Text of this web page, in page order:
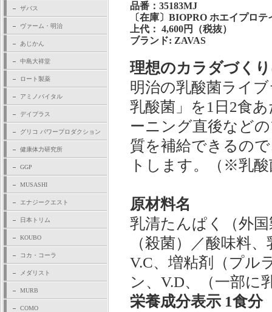
ザバス
ヴァーム・明治
あじかん
中島大祥堂
ロート製薬
アミノバイタル
デイプラス
グリコ パワープロダクション
健康体力研究所
GGP
MUSASHI
エナジークエスト
日本トリム
KOUBO
コカ・コーラ
メダリスト
MURB
COMO
品番：35183MJ
〔在庫〕BIOPRO ホエイプロ
上代： 4,600円（税抜）
ブランド: ZAVAS
理想のカラダづく
明治の乳酸菌ライ
乳酸菌」を1日2食
ーニング直後など
質を補給できるの
トします。（※乳
原材料名
乳清たんぱく（外
（殺菌）／酸味料
V.C、増粘剤（プル
ン、V.D、（一部に
栄養成分表示 1食分